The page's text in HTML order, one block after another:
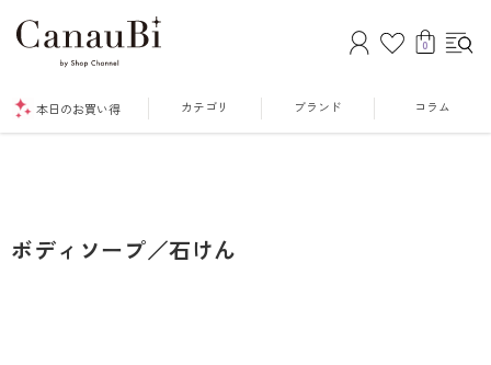
0
本日のお買い得 カテゴリ ブランド コラム
ボディソープ／石けん